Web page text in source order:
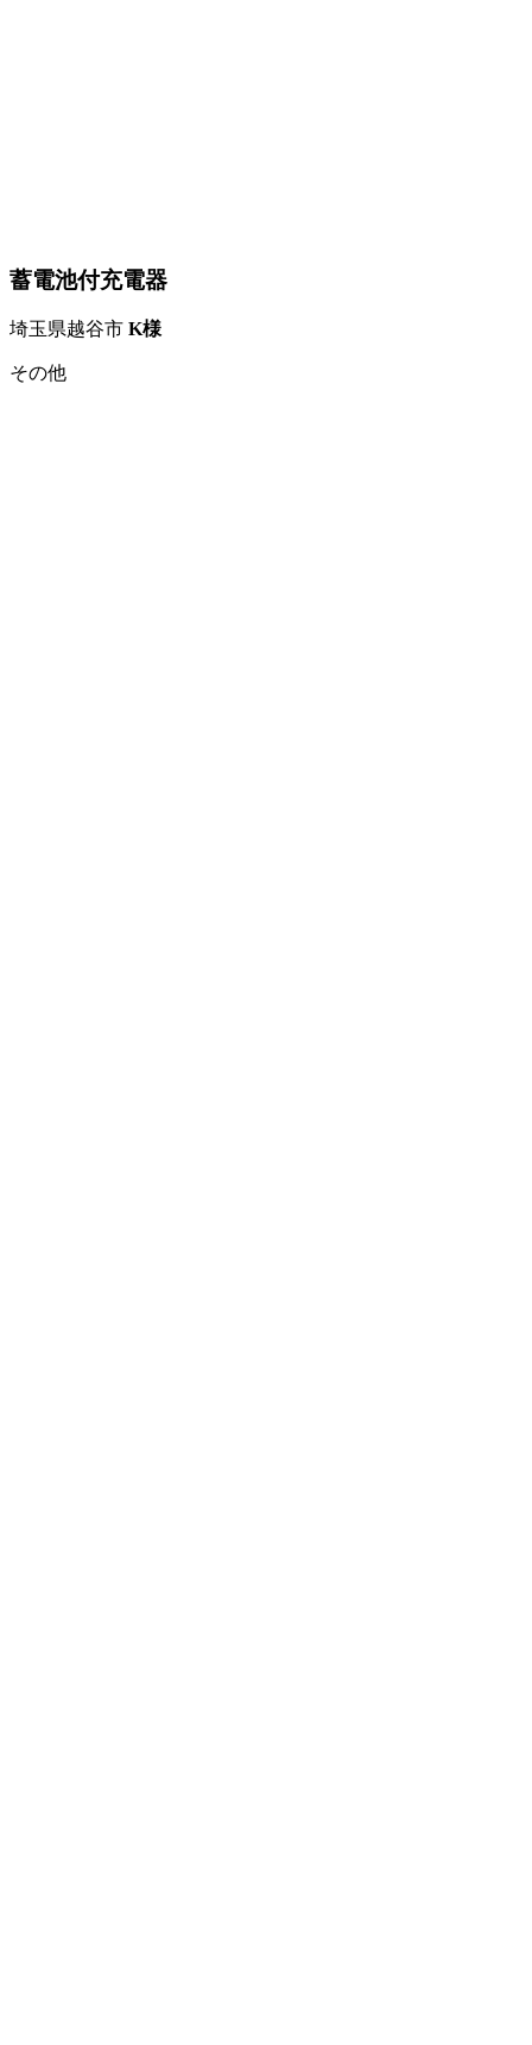
蓄電池付充電器
埼玉県越谷市 K様
その他